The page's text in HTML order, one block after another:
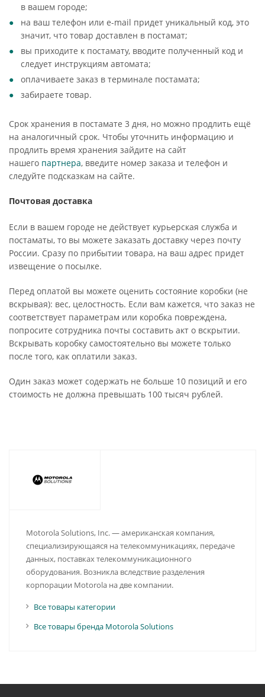
в вашем городе;
на ваш телефон или e-mail придет уникальный код, это
значит, что товар доставлен в постамат;
вы приходите к постамату, вводите полученный код и
следует инструкциям автомата;
оплачиваете заказ в терминале постамата;
забираете товар.
Срок хранения в постамате 3 дня, но можно продлить ещё
на аналогичный срок. Чтобы уточнить информацию и
продлить время хранения зайдите на сайт
нашего партнера, введите номер заказа и телефон и
следуйте подсказкам на сайте.
Почтовая доставка
Если в вашем городе не действует курьерская служба и
постаматы, то вы можете заказать доставку через почту
России. Сразу по прибытии товара, на ваш адрес придет
извещение о посылке.
Перед оплатой вы можете оценить состояние коробки (не
вскрывая): вес, целостность. Если вам кажется, что заказ не
соответствует параметрам или коробка повреждена,
попросите сотрудника почты составить акт о вскрытии.
Вскрывать коробку самостоятельно вы можете только
после того, как оплатили заказ.
Один заказ может содержать не больше 10 позиций и его
стоимость не должна превышать 100 тысяч рублей.
Motorola Solutions, Inc. — американская компания,
специализирующаяся на телекоммуникациях, передаче
данных, поставках телекоммуникационного
оборудования. Возникла вследствие разделения
корпорации Motorola на две компании.
Все товары категории
Все товары бренда Motorola Solutions